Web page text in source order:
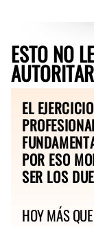
ESTO NO
EL
POR ESO
SER LOS
HOY MÁS